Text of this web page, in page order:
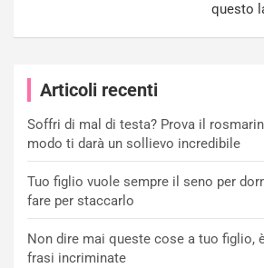
questo
Articoli recenti
Soffri di mal di testa? Prova il
modo ti darà un sollievo incredibile
Tuo figlio vuole sempre il seno per
fare per staccarlo
Non dire mai queste cose a tuo figlio,
frasi incriminate